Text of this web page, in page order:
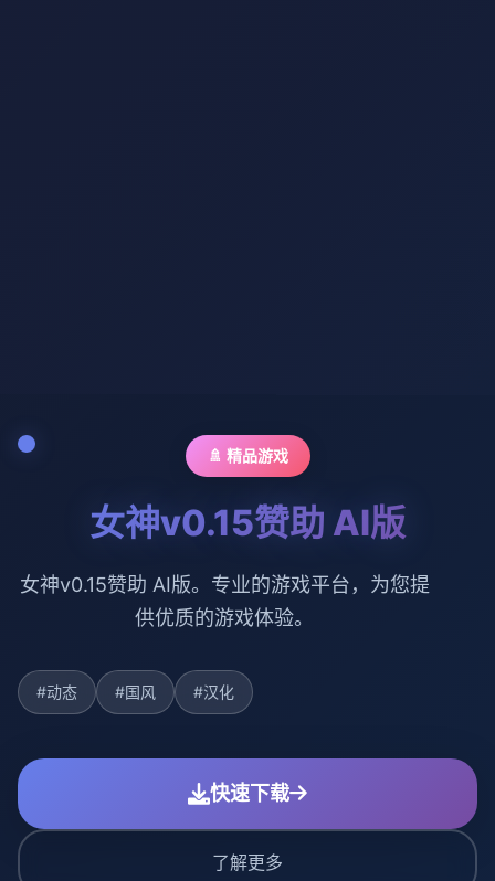
🚿 精品游戏
女神v0.15赞助 AI版
女神v0.15赞助 AI版。专业的游戏平台，为您提
供优质的游戏体验。
#动态 #国风 #汉化
快速下载
了解更多